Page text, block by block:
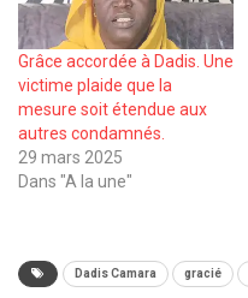
Grâce accordée à Dadis. Une
victime plaide que la
mesure soit étendue aux
autres condamnés.
29 mars 2025
Dans "A la une"
Dadis Camara gracié